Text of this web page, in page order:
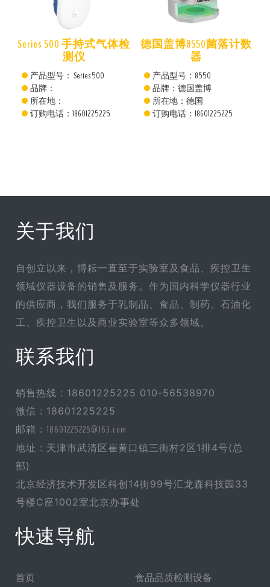
Series 500 手持式气体检
测仪
产品型号： Series 500
品牌：
所在地：
订购电话：18601225225
德国盖博8550菌落计数
器
产品型号：8550
品牌：德国盖博
所在地：德国
订购电话：18601225225
关于我们
自创立以来，博耘一直至于实验室及食品、疾控卫生
领域仪器设备的销售及服务。作为国内科学仪器行业
的供应商，我们服务于乳制品、食品、制药、石油化
工、疾控卫生以及商业实验室等众多领域。
联系我们
销售热线 : 18601225225 010-56538970
微信 : 18601225225
邮箱 : 18601225225@163.com
地址 : 天津市武清区崔黄口镇三街村2区1排4号(总
部)
北京经济技术开发区科创14街99号汇龙森科技园33
号楼C座1002室北京办事处
快速导航
首页 食品品质检测设备